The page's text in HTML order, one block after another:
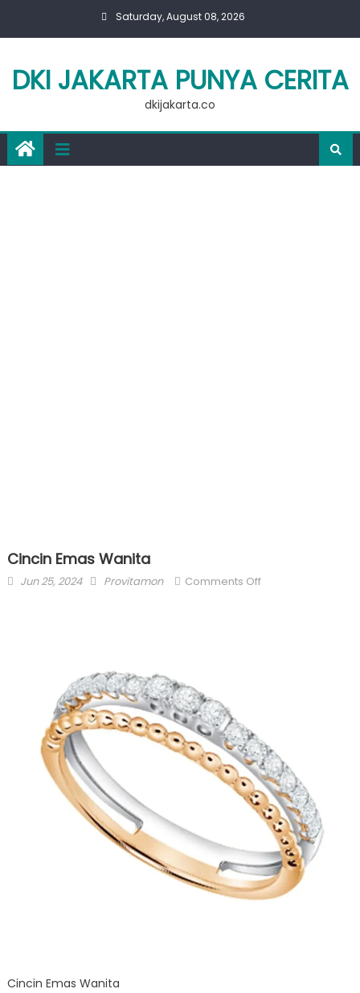
Saturday, August 08, 2026
DKI JAKARTA PUNYA CERITA
dkijakarta.co
Cincin Emas Wanita
Posted
Jun 25, 2024 Author
Provitamon Comments Offon
Cincin Emas Wanita